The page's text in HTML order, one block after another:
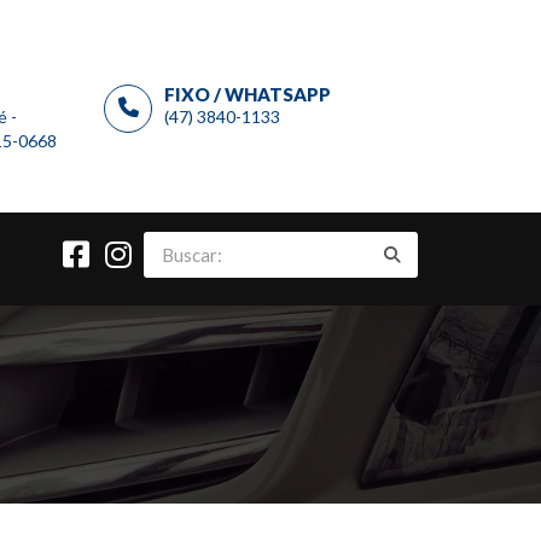
-
0668
FIXO / WHATSAPP
(47) 3840-1133